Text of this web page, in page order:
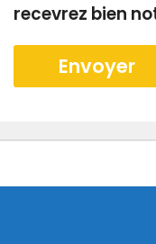
recevrez bien